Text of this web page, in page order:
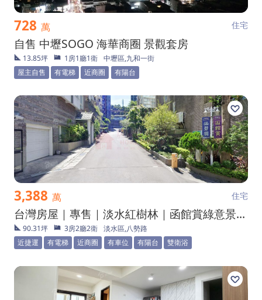
728 萬 住宅
自售 中壢SOGO 海華商圈 景觀套房
13.85坪 1房1廳1衛 中壢區,九和一街
屋主自售
有電梯 近商圈 有陽台
3,388 萬 住宅
台灣房屋｜專售｜淡水紅樹林｜函館賞綠意景觀亮麗三房
90.31坪 3房2廳2衛 淡水區,八勢路
近捷運
有電梯 近商圈 有車位 有陽台 雙衛浴